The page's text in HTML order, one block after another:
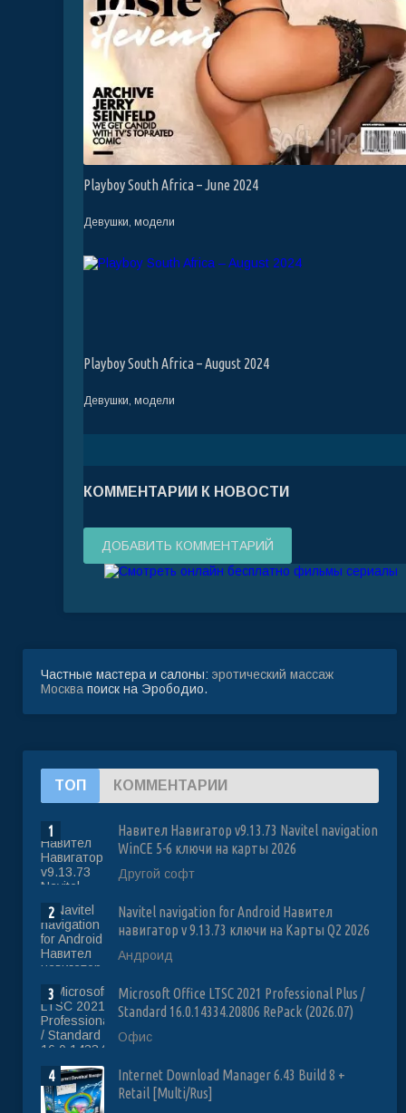
Playboy South Africa – June 2024
Девушки, модели
Playboy South Africa – August 2024
Девушки, модели
КОММЕНТАРИИ К НОВОСТИ
ДОБАВИТЬ КОММЕНТАРИЙ
Частные мастера и салоны: эротический массаж
Москва поиск на Эрободио.
ТОП КОММЕНТАРИИ
1
Навител Навигатор v9.13.73 Navitel navigation
WinCE 5-6 ключи на карты 2026
Другой софт
2
Navitel navigation for Android Навител
навигатор v 9.13.73 ключи на Карты Q2 2026
Андроид
3
Microsoft Office LTSC 2021 Professional Plus /
Standard 16.0.14334.20806 RePack (2026.07)
Офис
4
Internet Download Manager 6.43 Build 8 +
Retail [Multi/Rus]